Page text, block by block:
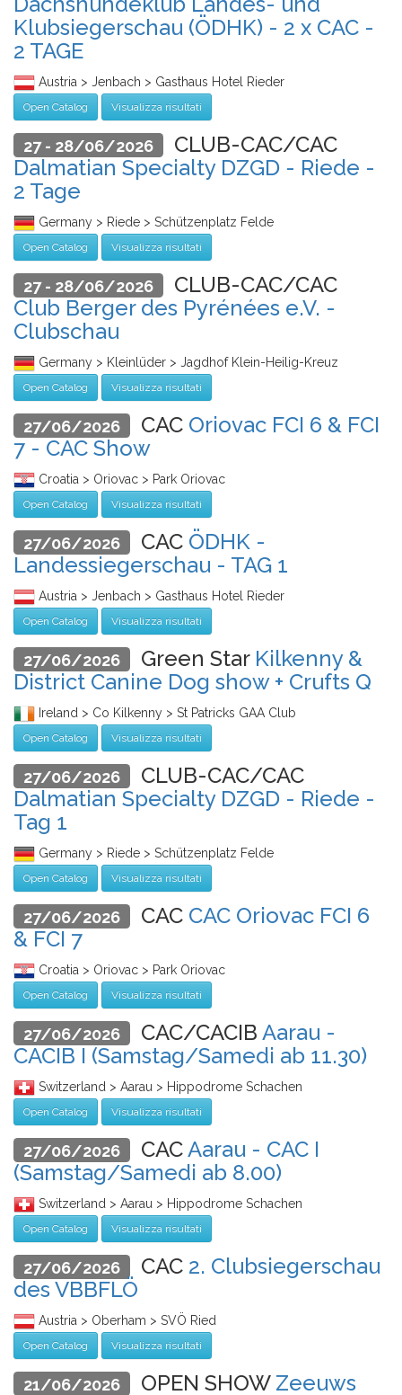
Klubsiegerschau (ÖDHK) - 2 x CAC -
2 TAGE
Austria > Jenbach > Gasthaus Hotel Rieder
Open Catalog Visualizza risultati
27 - 28/06/2026 CLUB-CAC/CAC
Dalmatian Specialty DZGD - Riede -
2 Tage
Germany > Riede > Schützenplatz Felde
Open Catalog Visualizza risultati
27 - 28/06/2026 CLUB-CAC/CAC
Club Berger des Pyrénées e.V. -
Clubschau
Germany > Kleinlüder > Jagdhof Klein-Heilig-Kreuz
Open Catalog Visualizza risultati
27/06/2026 CAC Oriovac FCI 6 & FCI
7 - CAC Show
Croatia > Oriovac > Park Oriovac
Open Catalog Visualizza risultati
27/06/2026 CAC ÖDHK -
Landessiegerschau - TAG 1
Austria > Jenbach > Gasthaus Hotel Rieder
Open Catalog Visualizza risultati
27/06/2026 Green Star Kilkenny &
District Canine Dog show + Crufts Q
Ireland > Co Kilkenny > St Patricks GAA Club
Open Catalog Visualizza risultati
27/06/2026 CLUB-CAC/CAC
Dalmatian Specialty DZGD - Riede -
Tag 1
Germany > Riede > Schützenplatz Felde
Open Catalog Visualizza risultati
27/06/2026 CAC CAC Oriovac FCI 6
& FCI 7
Croatia > Oriovac > Park Oriovac
Open Catalog Visualizza risultati
27/06/2026 CAC/CACIB Aarau -
CACIB I (Samstag/Samedi ab 11.30)
Switzerland > Aarau > Hippodrome Schachen
Open Catalog Visualizza risultati
27/06/2026 CACAarau - CAC I
(Samstag/Samedi ab 8.00)
Switzerland > Aarau > Hippodrome Schachen
Open Catalog Visualizza risultati
27/06/2026 CAC 2. Clubsiegerschau
des VBBFLÖ
Austria > Oberham > SVÖ Ried
Open Catalog Visualizza risultati
21/06/2026 OPEN SHOW Zeeuws